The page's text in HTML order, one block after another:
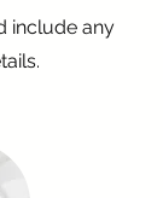
include any